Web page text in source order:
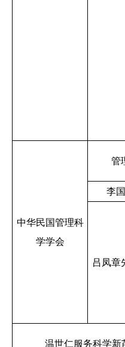
中华民国管理科
学学会
管
李
吕凤章
温世仁服务科学新